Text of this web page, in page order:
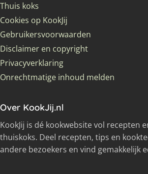
Thuis koks
Cookies op KookJij
Gebruikersvoorwaarden
Disclaimer en copyright
Privacyverklaring
Onrechtmatige inhoud melden
Over KookJij.nl
KookJij is dé kookwebsite vol recepten
thuiskoks. Deel recepten, tips en
andere bezoekers en vind gemakkelijk